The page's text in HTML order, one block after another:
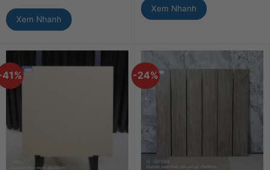
Xem Nhanh
Xem Nhanh
-24%